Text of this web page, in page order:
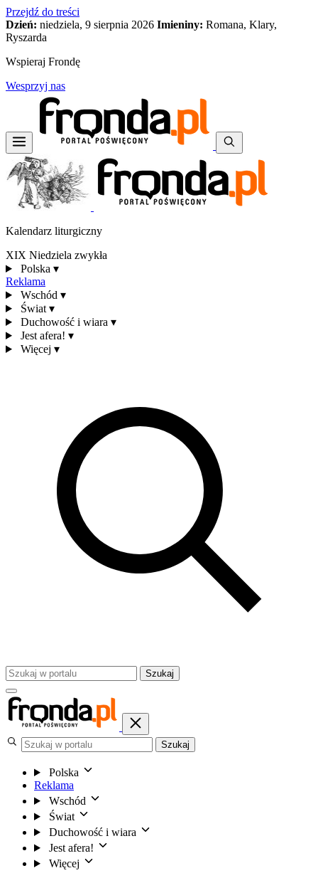
Przejdź do treści
Dzień: niedziela, 9 sierpnia 2026 Imieniny: Romana, Klary,
Ryszarda
Wspieraj Frondę
Wesprzyj nas
Kalendarz liturgiczny
XIX Niedziela zwykła
Polska ▾
Reklama
Wschód ▾
Świat ▾
Duchowość i wiara ▾
Jest afera! ▾
Więcej ▾
Szukaj
Szukaj
Polska
Reklama
Wschód
Świat
Duchowość i wiara
Jest afera!
Więcej